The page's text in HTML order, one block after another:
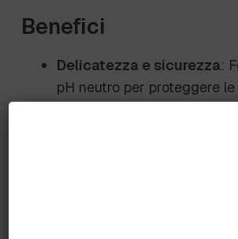
Benefici
Delicatezza e sicurezza:
pH neutro per proteggere le